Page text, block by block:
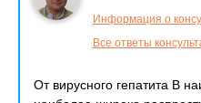
Информация о
Все ответы
От вирусного гепатита В